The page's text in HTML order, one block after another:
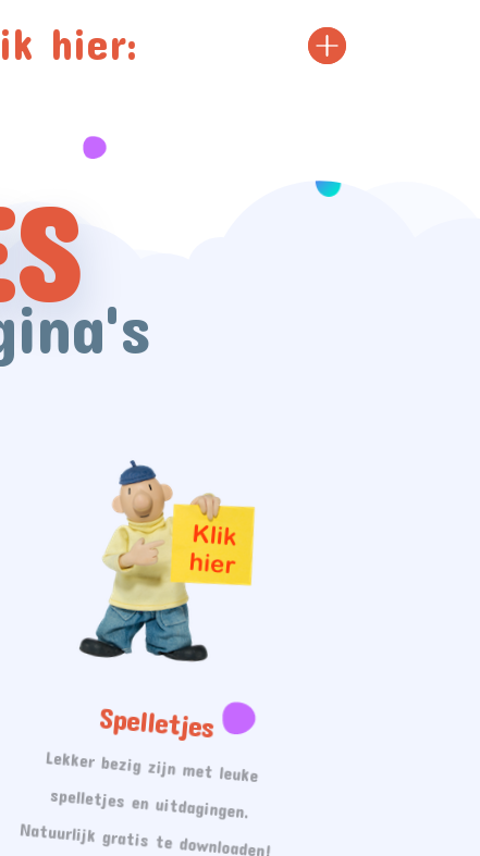
hier:
Spelletjes
Lekker bezig zijn met leuke
spelletjes en uitdagingen.
Natuurlijk gratis te downloaden!